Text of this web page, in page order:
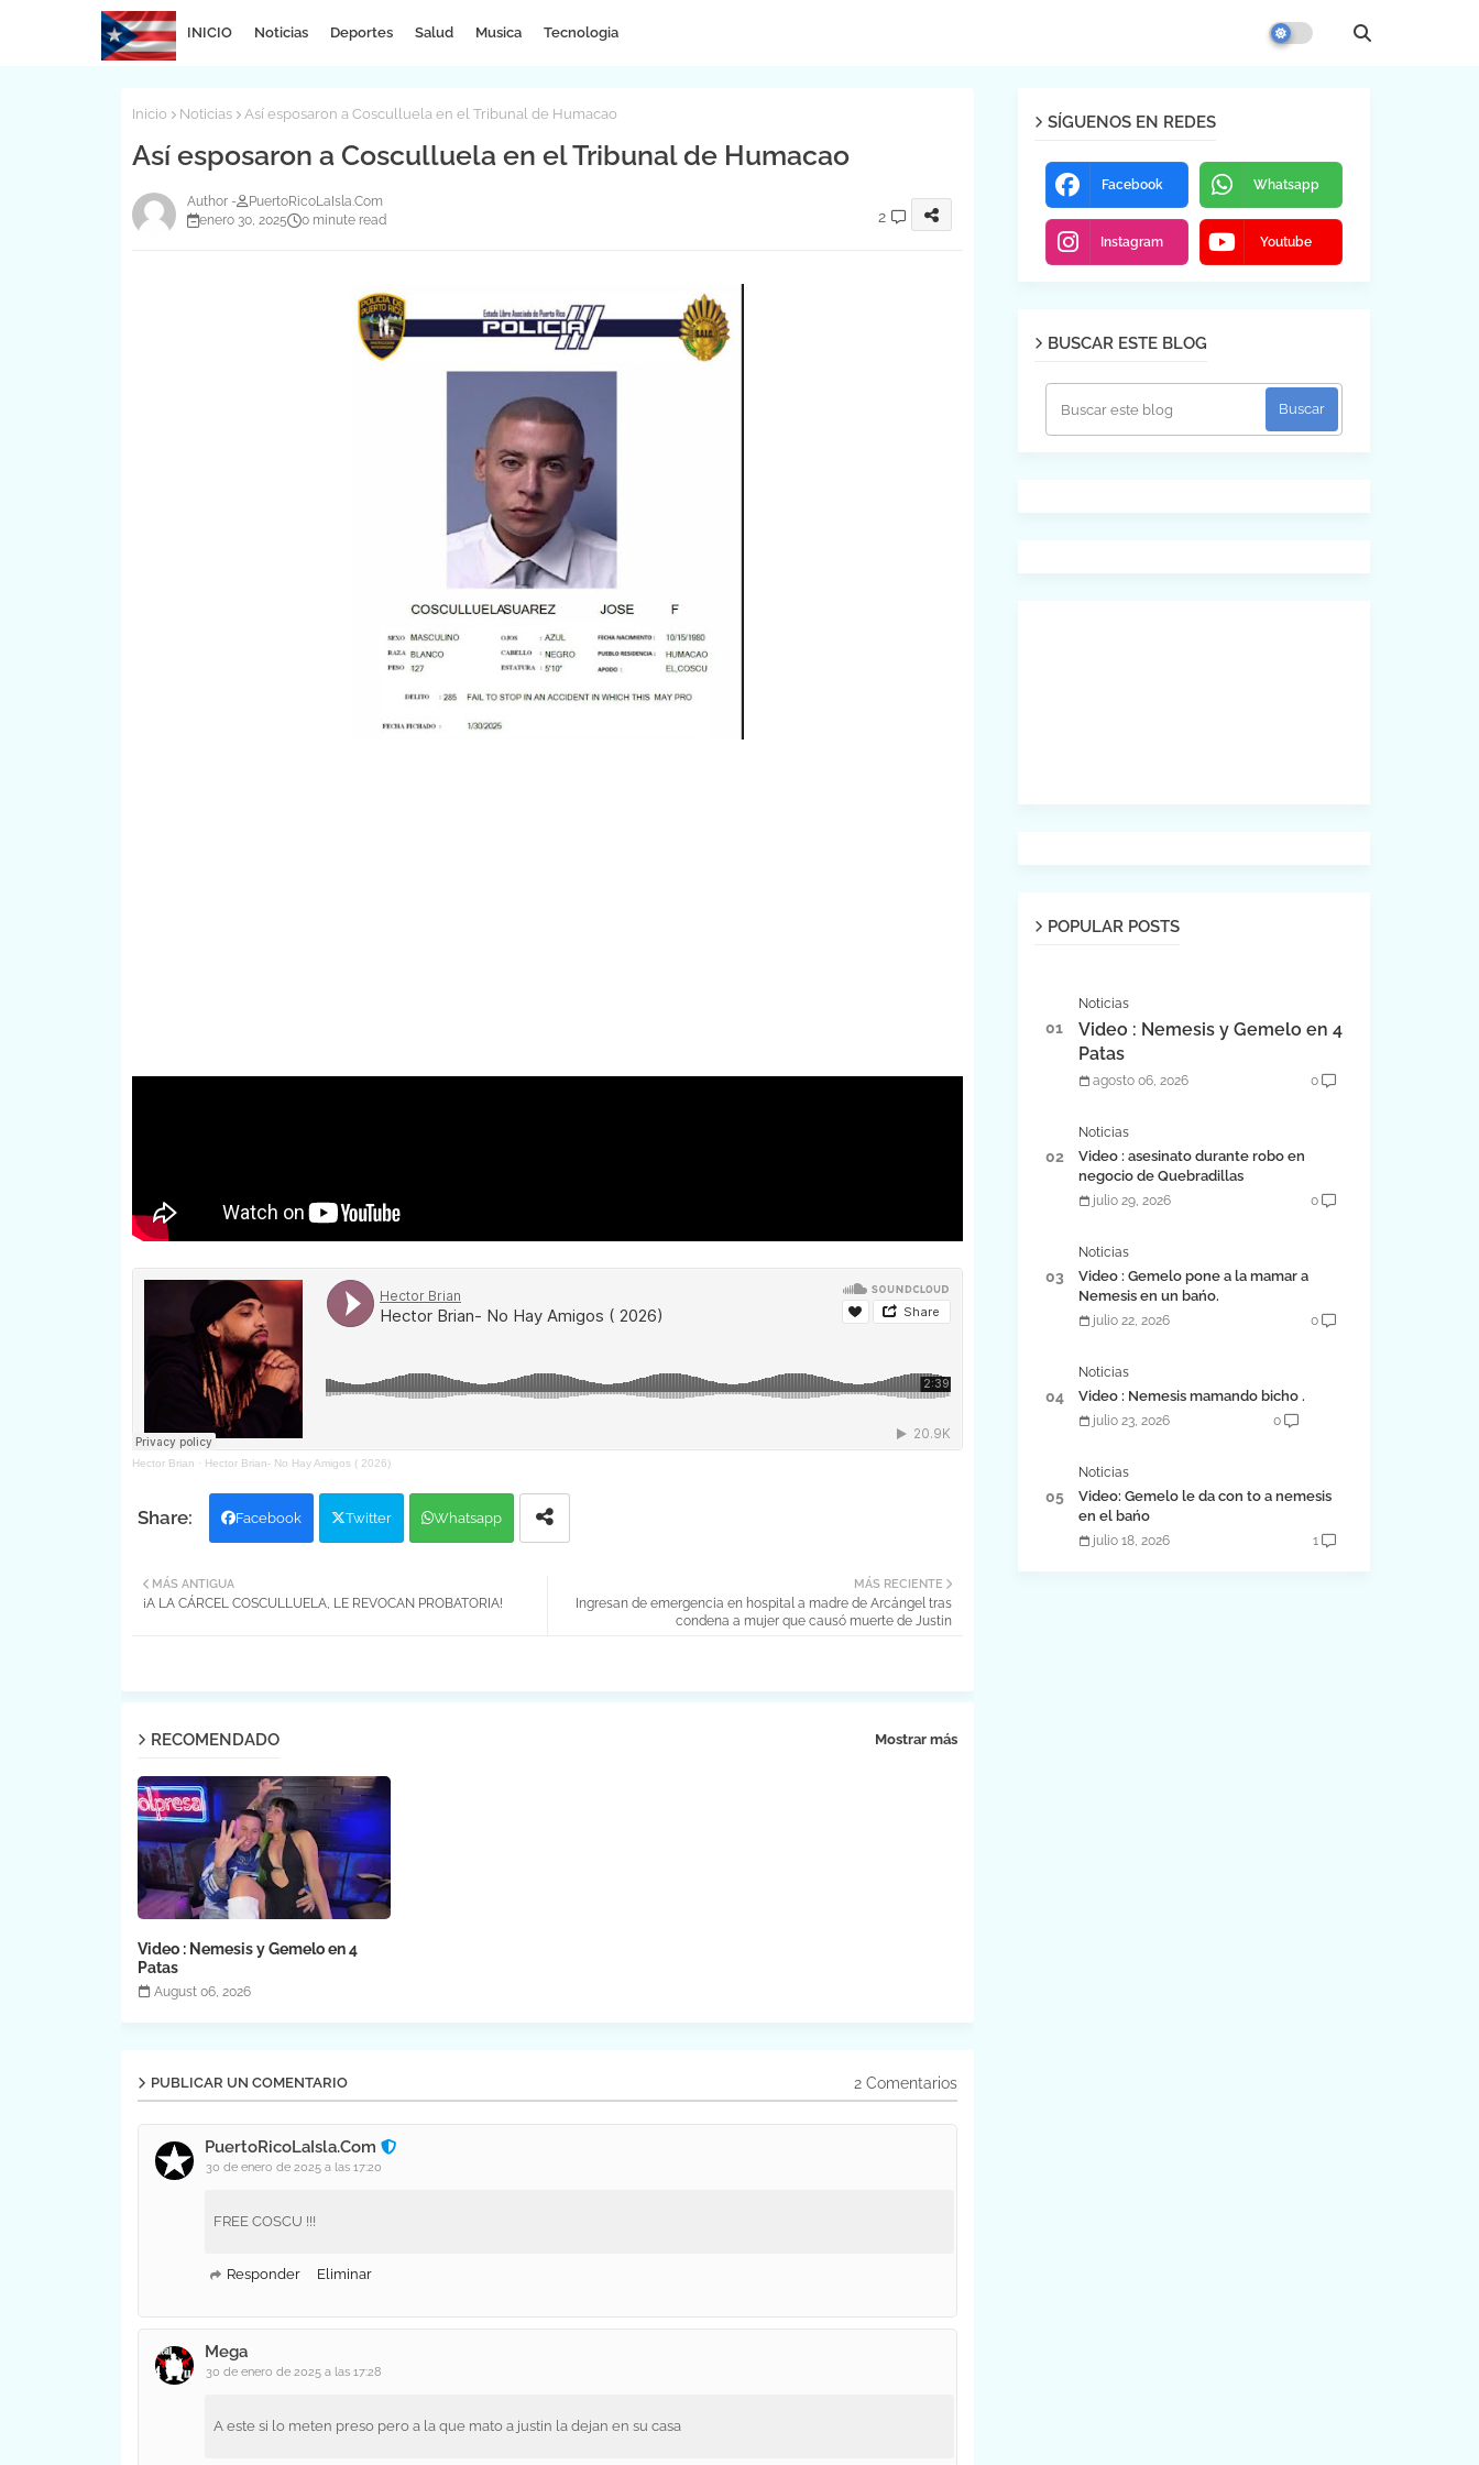
INICIO Noticias Deportes Salud Musica Tecnologia
Inicio Noticias Así esposaron a Cosculluela en el Tribunal de Humacao
Así esposaron a Cosculluela en el Tribunal de Humacao
PuertoRicoLaIsla.Com
enero 30, 2025
0 minute read 2
Hector Brian · Hector Brian- No Hay Amigos ( 2026)
Facebook Twitter Whatsapp
MÁS RECIENTE
Ingresan de emergencia en hospital a madre de Arcángel tras
condena a mujer que causó muerte de Justin
MÁS ANTIGUA
¡A LA CÁRCEL COSCULLUELA, LE REVOCAN PROBATORIA!
RECOMENDADO Mostrar más
Video : Nemesis y Gemelo en 4
Patas
August 06, 2026
PUBLICAR UN COMENTARIO 2 Comentarios
PuertoRicoLaIsla.Com
30 de enero de 2025 a las 17:20
FREE COSCU !!!
Responder Eliminar
Mega
30 de enero de 2025 a las 17:28
A este si lo meten preso pero a la que mato a justin la dejan en su casa
SÍGUENOS EN REDES
Facebook Whatsapp
Instagram Youtube
BUSCAR ESTE BLOG
POPULAR POSTS
Noticias
Video : Nemesis y Gemelo en 4
Patas
agosto 06, 2026 0
Noticias
Video : asesinato durante robo en
negocio de Quebradillas
julio 29, 2026 0
Noticias
Video : Gemelo pone a la mamar a
Nemesis en un bańo.
julio 22, 2026 0
Noticias
Video : Nemesis mamando bicho .
julio 23, 2026 0
Noticias
Video: Gemelo le da con to a nemesis
en el bańo
julio 18, 2026 1